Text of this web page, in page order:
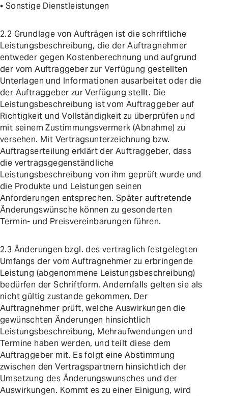
• Sonstige Dienstleistungen
2.2 Grundlage von Aufträgen ist die schriftliche
Leistungsbeschreibung, die der Auftragnehmer
entweder gegen Kostenberechnung und aufgrund
der vom Auftraggeber zur Verfügung gestellten
Unterlagen und Informationen ausarbeitet oder die
der Auftraggeber zur Verfügung stellt. Die
Leistungsbeschreibung ist vom Auftraggeber auf
Richtigkeit und Vollständigkeit zu überprüfen und
mit seinem Zustimmungsvermerk (Abnahme) zu
versehen. Mit Vertragsunterzeichnung bzw.
Auftragserteilung erklärt der Auftraggeber, dass
die vertragsgegenständliche
Leistungsbeschreibung von ihm geprüft wurde und
die Produkte und Leistungen seinen
Anforderungen entsprechen. Später auftretende
Änderungswünsche können zu gesonderten
Termin- und Preisvereinbarungen führen.
2.3 Änderungen bzgl. des vertraglich festgelegten
Umfangs der vom Auftragnehmer zu erbringende
Leistung (abgenommene Leistungsbeschreibung)
bedürfen der Schriftform. Andernfalls gelten sie als
nicht gültig zustande gekommen. Der
Auftragnehmer prüft, welche Auswirkungen die
gewünschten Änderungen hinsichtlich
Leistungsbeschreibung, Mehraufwendungen und
Termine haben werden, und teilt diese dem
Auftraggeber mit. Es folgt eine Abstimmung
zwischen den Vertragspartnern hinsichtlich der
Umsetzung des Änderungswunsches und der
Auswirkungen. Kommt es zu einer Einigung, wird